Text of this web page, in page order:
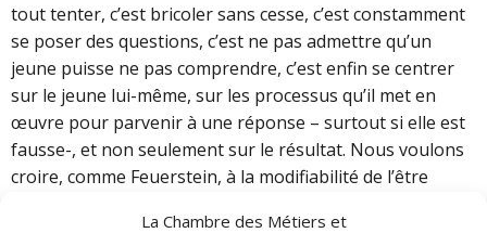
La Chambre des Métiers et
tout tenter, c’est bricoler sans cesse, c’est constamment
se poser des questions, c’est ne pas admettre qu’un
jeune puisse ne pas comprendre, c’est enfin se centrer
sur le jeune lui-même, sur les processus qu’il met en
œuvre pour parvenir à une réponse – surtout si elle est
fausse-, et non seulement sur le résultat. Nous voulons
croire, comme Feuerstein, à la modifiabilité de l’être